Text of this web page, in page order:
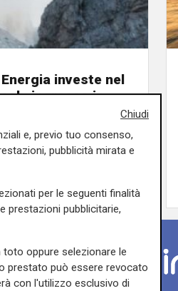
investe nel
ingresso in
per accelerare
energetica
02/08/2026
Chiudi
e, previo tuo consenso,
pubblicità mirata e
per le seguenti finalità
prestazioni pubblicitarie,
oppure selezionare le
prestato può essere revocato
con l'utilizzo esclusivo di